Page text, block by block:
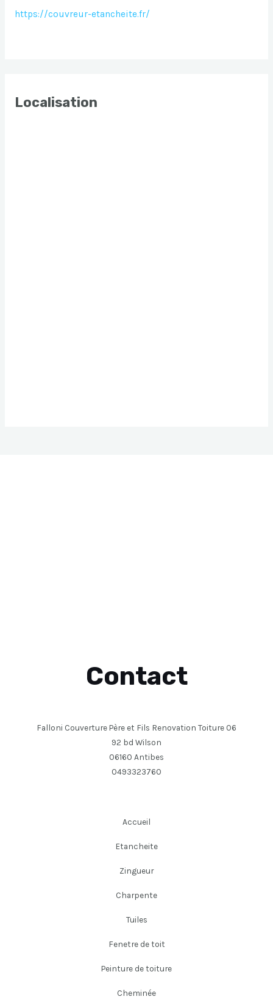
https://couvreur-etancheite.fr/
Localisation
Contact
Falloni Couverture Père et Fils Renovation Toiture 06
92 bd Wilson
06160 Antibes
0493323760
Accueil
Etancheite
Zingueur
Charpente
Tuiles
Fenetre de toit
Peinture de toiture
Cheminée